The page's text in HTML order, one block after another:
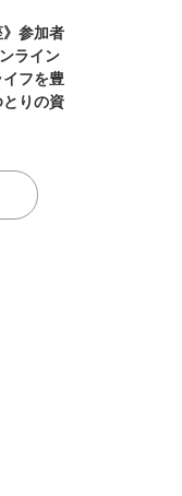
》参加者
ライン
フを豊
りの資